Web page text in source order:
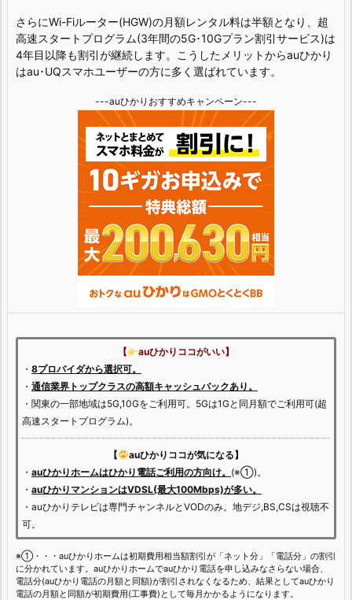
さらにWi-Fiルーター(HGW)の月額レンタル料は半額となり、超
高速スタートプログラム(3年間の5G･10Gプラン割引サービス)は
4年目以降も割引が継続します。こうしたメリットからauひかり
はau･UQスマホユーザーの方に多く選ばれています。
---auひかりおすすめキャンペーン---
【
auひかりココがいい】
・ 8プロバイダから選択可。
・ 通信業界トップクラスの高額キャッシュバックあり。
・関東の一部地域は5G,10Gをご利用可。5Gは1Gと同月額でご利用可(超
高速スタートプログラム)。
【
auひかりココが気になる】
・ auひかりホームはひかり電話ご利用の方向け。 (※①)。
・ auひかりマンションはVDSL(最大100Mbps)が多い。
・auひかりテレビは専門チャンネルとVODのみ。地デジ,BS,CSは視聴不
可。
※①・・・auひかりホームは初期費用相当額割引が「ネット分」「電話分」の割引
に分かれています。auひかりホームでauひかり電話を申し込みなさらない場合、
電話分(auひかり電話の月額と同額)が割引されなくなるため、結果としてauひかり
電話の月額と同額が初期費用(工事費)として毎月かかるようになります。